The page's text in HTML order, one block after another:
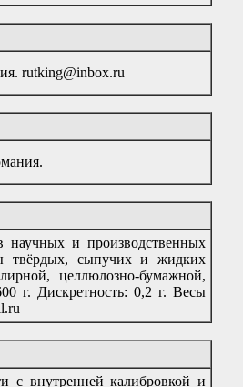
rutking@inbox.ru
и производственных
твёрдых, сыпучих и жидких
целлюлозно-бумажной,
г. Дискретность: 0,2 г. Весы
с внутренней калибровкой и